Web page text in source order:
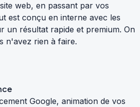
web, en passant par vos
est conçu en interne avec les
un résultat rapide et premium. On
n'avez rien à faire.
Google, animation de vos